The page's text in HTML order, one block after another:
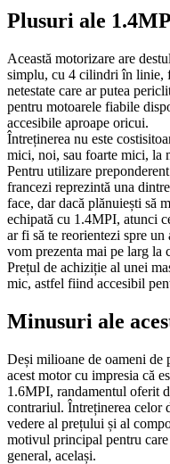
Plusuri ale
Această motorizare are
simplu, cu 4 cilindri în linie,
netestate care ar putea
pentru motoarele fiabile
accesibile aproape oricui.
Întreținerea nu este
mici, noi, sau foarte mici, la
Pentru utilizare
francezi reprezintă una
face, dar dacă plănuiești să
echipată cu 1.4MPI, atunci
ar fi să te reorientezi spre
vom prezenta mai pe larg la
Prețul de achiziție al unei
mic, astfel fiind accesibil
Minusuri ale
Deși milioane de oameni de
acest motor cu impresia că
1.6MPI, randamentul oferit
contrariul. Întreținerea celor
vedere al prețului și al
motivul principal pentru
general, același.